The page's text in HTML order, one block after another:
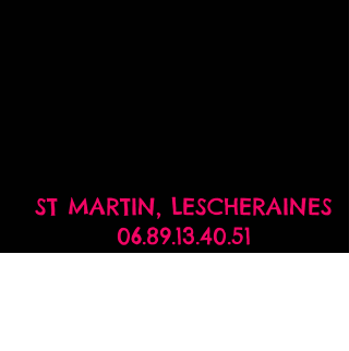
ST MARTIN, LESCHERAINES
06.89.13.40.51